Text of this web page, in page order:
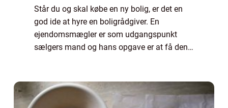
Står du og skal købe en ny bolig, er det en
god ide at hyre en boligrådgiver. En
ejendomsmægler er som udgangspunkt
sælgers mand og hans opgave er at få den
f...